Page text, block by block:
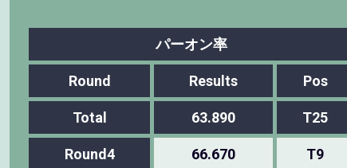
パーオン率
Round Results Pos
Total 63.890 T25
Round4 66.670 T9